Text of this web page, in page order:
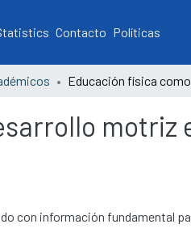
Contacto Políticas
motriz
con información fundamental